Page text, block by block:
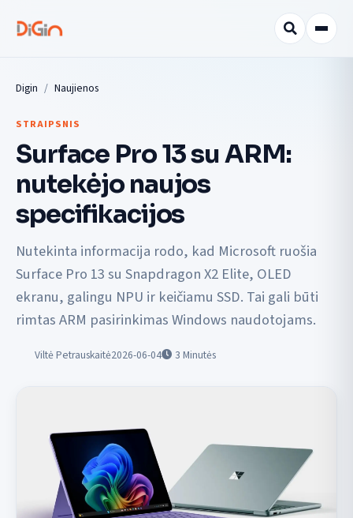
Digin Naujienos
STRAIPSNIS
Surface Pro 13 su ARM:
nutekėjo naujos
specifikacijos
Nutekinta informacija rodo, kad Microsoft ruošia
Surface Pro 13 su Snapdragon X2 Elite, OLED
ekranu, galingu NPU ir keičiamu SSD. Tai gali būti
rimtas ARM pasirinkimas Windows naudotojams.
Viltė Petrauskaitė2026-06-04 3 Minutės